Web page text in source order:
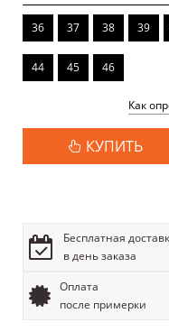
36 37 38 39
44 45 46
Как
КУПИТЬ
Бесплатная
в день заказа
Оплата
после примерки